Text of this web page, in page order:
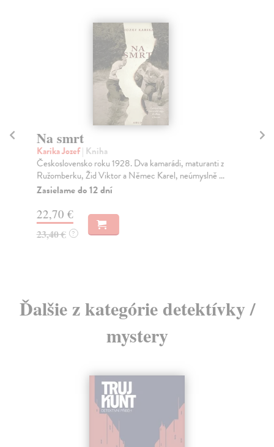
Na smrt
Karika Jozef| Kniha
Československo roku 1928. Dva kamarádi, maturanti z
Ružomberku, Žid Viktor a Němec Karel, neúmyslně ...
Zasielame do 12 dní
22,70 €
23,40 € ?
Ďalšie z kategórie detektívky /
mystery